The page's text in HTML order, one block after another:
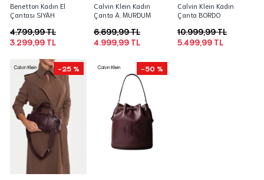
Benetton Kadın El
Çantası SIYAH
3.299,99 TL
4.799,99 TL
Calvin Klein Kadın
Çanta A. MURDUM
4.999,99 TL
6.699,99 TL
Calvin Klein Kadın
Çanta BORDO
5.499,99 TL
10.999,99 TL
-25 % -50 %